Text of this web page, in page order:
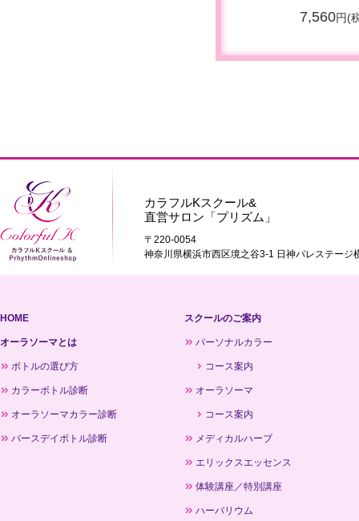
7,560円(
カラフルKスクール&
直営サロン「プリズム」
〒220-0054
神奈川県横浜市西区境之谷3-1 日神パレステージ
HOME
オーラソーマとは
ボトルの選び方
カラーボトル診断
オーラソーマカラー診断
バースデイボトル診断
スクールのご案内
パーソナルカラー
コース案内
オーラソーマ
コース案内
メディカルハーブ
エリックスエッセンス
体験講座／特別講座
ハーバリウム